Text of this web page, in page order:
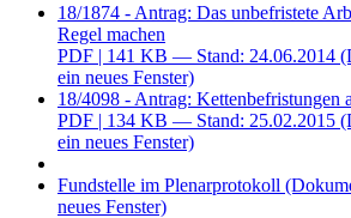
18/1874 - Antrag: Das unbefristete
Regel machen
PDF | 141 KB — Stand: 24.06.2014
ein neues Fenster)
18/4098 - Antrag: Kettenbefristungen
PDF | 134 KB — Stand: 25.02.2015
ein neues Fenster)
Fundstelle im Plenarprotokoll
neues Fenster)